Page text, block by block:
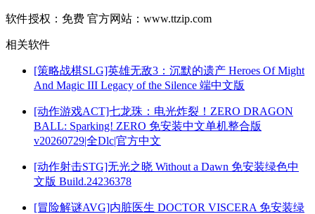
软件授权：免费 官方网站：www.ttzip.com
相关软件
[策略战棋SLG]英雄无敌3：沉默的遗产 Heroes Of Might
And Magic III Legacy of the Silence 端中文版
[动作游戏ACT]七龙珠：电光炸裂！ZERO DRAGON
BALL: Sparking! ZERO 免安装中文单机整合版
v20260729|全Dlc|官方中文
[动作射击STG]无光之晓 Without a Dawn 免安装绿色中
文版 Build.24236378
[冒险解谜AVG]内脏医生 DOCTOR VISCERA 免安装绿